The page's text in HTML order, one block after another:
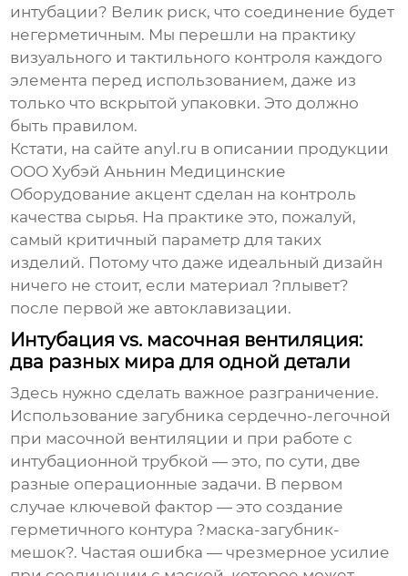
интубации? Велик риск, что соединение будет
негерметичным. Мы перешли на практику
визуального и тактильного контроля каждого
элемента перед использованием, даже из
только что вскрытой упаковки. Это должно
быть правилом.
Кстати, на сайте anyl.ru в описании продукции
ООО Хубэй Аньнин Медицинские
Оборудование акцент сделан на контроль
качества сырья. На практике это, пожалуй,
самый критичный параметр для таких
изделий. Потому что даже идеальный дизайн
ничего не стоит, если материал ?плывет?
после первой же автоклавизации.
Интубация vs. масочная вентиляция:
два разных мира для одной детали
Здесь нужно сделать важное разграничение.
Использованиезагубника сердечно-легочной
при масочной вентиляции и при работе с
интубационной трубкой — это, по сути, две
разные операционные задачи. В первом
случае ключевой фактор — это создание
герметичного контура ?маска-загубник-
мешок?. Частая ошибка — чрезмерное усилие